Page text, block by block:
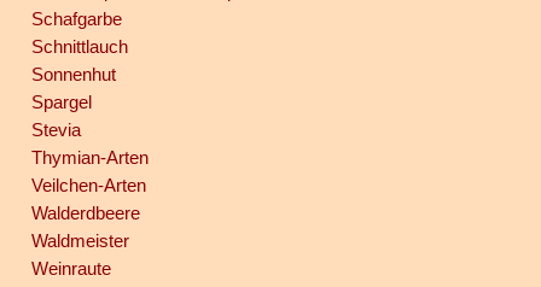
Schafgarbe
Schnittlauch
Sonnenhut
Spargel
Stevia
Thymian-Arten
Veilchen-Arten
Walderdbeere
Waldmeister
Weinraute